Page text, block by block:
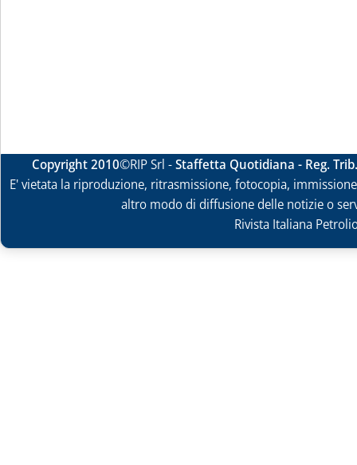
Copyright 2010©RIP Srl -Staffetta Quotidiana - Reg.
E' vietata la riproduzione, ritrasmissione, fotocopia,
altro modo di diffusione delle notizie o
Rivista Italiana